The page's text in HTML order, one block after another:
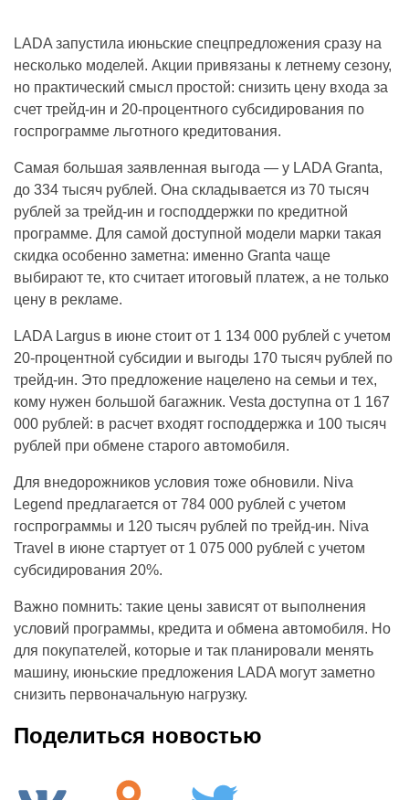
LADA запустила июньские спецпредложения сразу на
несколько моделей. Акции привязаны к летнему сезону,
но практический смысл простой: снизить цену входа за
счет трейд-ин и 20-процентного субсидирования по
госпрограмме льготного кредитования.
Самая большая заявленная выгода — у LADA Granta,
до 334 тысяч рублей. Она складывается из 70 тысяч
рублей за трейд-ин и господдержки по кредитной
программе. Для самой доступной модели марки такая
скидка особенно заметна: именно Granta чаще
выбирают те, кто считает итоговый платеж, а не только
цену в рекламе.
LADA Largus в июне стоит от 1 134 000 рублей с учетом
20-процентной субсидии и выгоды 170 тысяч рублей по
трейд-ин. Это предложение нацелено на семьи и тех,
кому нужен большой багажник. Vesta доступна от 1 167
000 рублей: в расчет входят господдержка и 100 тысяч
рублей при обмене старого автомобиля.
Для внедорожников условия тоже обновили. Niva
Legend предлагается от 784 000 рублей с учетом
госпрограммы и 120 тысяч рублей по трейд-ин. Niva
Travel в июне стартует от 1 075 000 рублей с учетом
субсидирования 20%.
Важно помнить: такие цены зависят от выполнения
условий программы, кредита и обмена автомобиля. Но
для покупателей, которые и так планировали менять
машину, июньские предложения LADA могут заметно
снизить первоначальную нагрузку.
Поделиться новостью